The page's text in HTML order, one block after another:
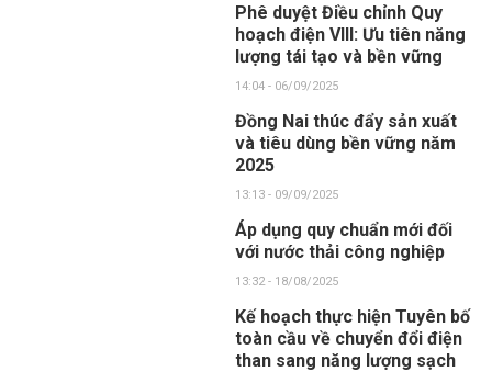
Phê duyệt Điều chỉnh Quy
hoạch điện VIII: Ưu tiên năng
lượng tái tạo và bền vững
14:04 - 06/09/2025
Đồng Nai thúc đẩy sản xuất
và tiêu dùng bền vững năm
2025
13:13 - 09/09/2025
Áp dụng quy chuẩn mới đối
với nước thải công nghiệp
13:32 - 18/08/2025
Kế hoạch thực hiện Tuyên bố
toàn cầu về chuyển đổi điện
than sang năng lượng sạch